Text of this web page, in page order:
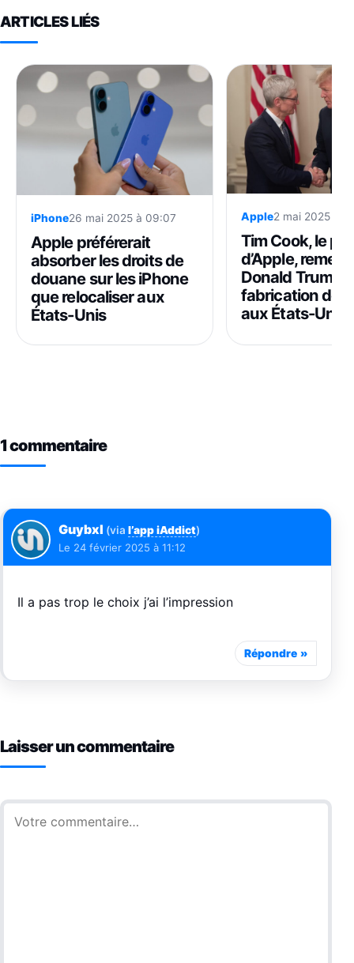
ARTICLES LIÉS
iPhone26 mai 2025 à 09:07
Apple préférerait
absorber les droits de
douane sur les iPhone
que relocaliser aux
États-Unis
Apple2 mai 2025 à
Tim Cook, le
d’Apple,
Donald Trump
fabrication de
aux États-Unis
1 commentaire
Guybxl (via l’app iAddict)
Le 24 février 2025 à 11:12
Il a pas trop le choix j’ai l’impression
Répondre
Laisser un commentaire
Commentaire